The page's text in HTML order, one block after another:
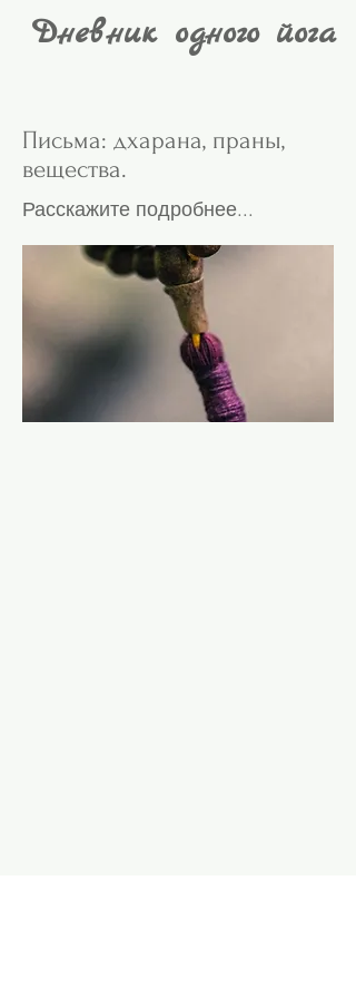
Дневник одного йога
Письма: дхарана, праны,
вещества.
Расскажите подробнее...